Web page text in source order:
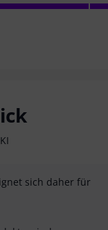
sich daher für